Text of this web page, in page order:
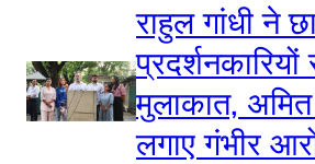
राहुल गांधी ने
मुलाकात,
लगाए गंभीर